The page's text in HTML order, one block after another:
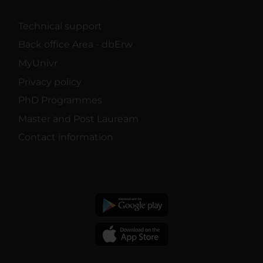
Technical support
Back office Area - dbErw
MyUnivr
Privacy policy
PhD Programmes
Master and Post Lauream
Contact information